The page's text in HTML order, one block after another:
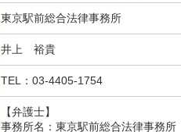
東京駅前総合法律事務所
井上 裕貴
TEL：03-4405-1754
【弁護士】
事務所名：東京駅前総合法律事務所